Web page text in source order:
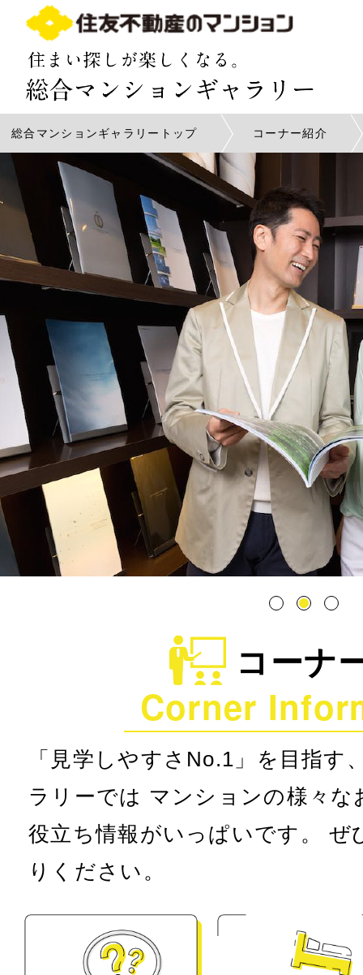
コーナー紹
お客様の声
各館のご案
総合マンションギャラリートップ コーナー紹介
コーナ
Corner
「見学しやすさNo.1」を目指す
ラリーでは マンションの様々な
役立ち情報がいっぱいです。 ぜ
りください。